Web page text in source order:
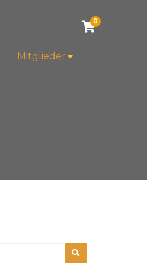
Mitglieder
0